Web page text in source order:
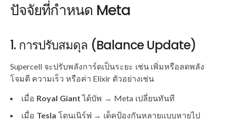
ปัจจัยที่กำหนด Meta
1. การปรับสมดุล (Balance Update)
Supercell จะปรับพลังการ์ดเป็นระยะ เช่น เพิ่มหรือลดพลัง
โจมตี ความเร็ว หรือค่า Elixir ตัวอย่างเช่น
เมื่อ Royal Giantได้บัพ → Meta เปลี่ยนทันที
เมื่อ Tesla โดนเนิร์ฟ → เด็คป้องกันหลายแบบหายไป